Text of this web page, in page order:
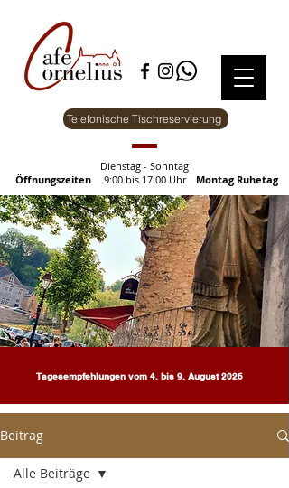
Telefonische Tischreservierung
Montag Ruhetag
Dienstag - Sonntag
9:00 bis 17:00 Uhr
Öffnungszeiten
Tagesempfehlungen vom 4. bis 9. August 2026
Beitrag
Alle Beiträge